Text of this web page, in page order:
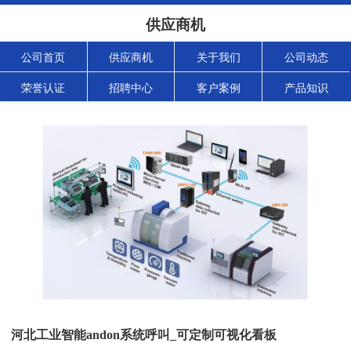
供应商机
公司首页 供应商机 关于我们 公司动态
荣誉认证 招聘中心 客户案例 产品知识
河北工业智能andon系统呼叫_可定制可视化看板